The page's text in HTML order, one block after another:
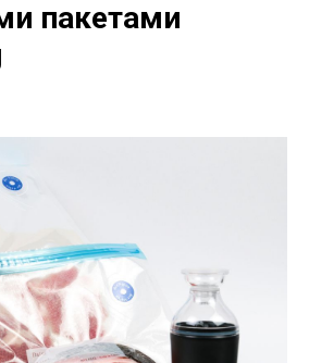
пакетами